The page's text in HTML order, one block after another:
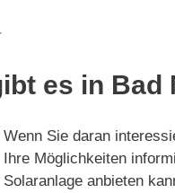
es in
Wenn Sie daran
Ihre Möglichkeiten
Solaranlage anbieten